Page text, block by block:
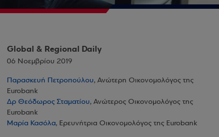
Global & Regional Daily
06 Νοεμβρίου 2019
Παρασκευή Πετροπούλου, Ανώτερη Οικονομολόγος της
Eurobank
Δρ Θεόδωρος Σταματίου, Ανώτερος Οικονομολόγος της
Eurobank
Μαρία Κασόλα, Ερευνήτρια Οικονομολόγος της Eurobank